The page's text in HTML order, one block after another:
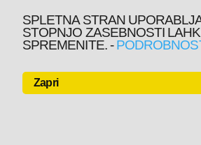
SPLETNA STRAN
STOPNJO ZASEBNOSTI
SPREMENITE.-
Zapri